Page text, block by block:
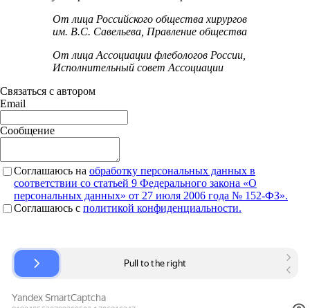
От лица Российского общества хирургов
им. В.С. Савельева, Правление общества
От лица Ассоциации флебологов России,
Исполнительный совет Ассоциации
Связаться с автором
Email
Сообщение
Соглашаюсь на обработку персональных данных в
соответствии со статьей 9 Федерального закона «О
персональных данных» от 27 июля 2006 года № 152-ФЗ».
Соглашаюсь c политикой конфиденциальности.